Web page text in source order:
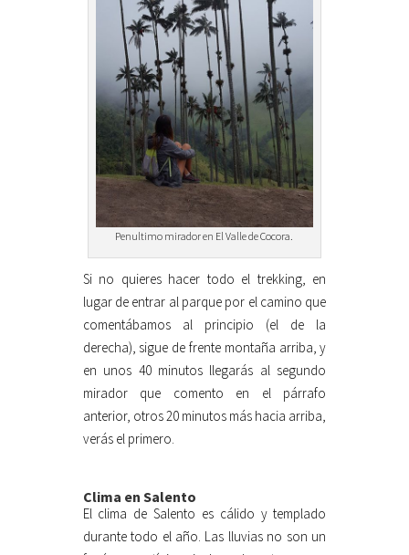
Penultimo mirador en El Valle de Cocora.
Si no quieres hacer todo el trekking, en
lugar de entrar al parque por el camino que
comentábamos al principio (el de la
derecha), sigue de frente montaña arriba, y
en unos 40 minutos llegarás al segundo
mirador que comento en el párrafo
anterior, otros 20 minutos más hacia arriba,
verás el primero.
Clima en Salento
El clima de Salento es cálido y templado
durante todo el año. Las lluvias no son un